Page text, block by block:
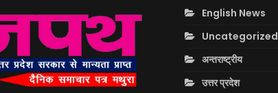
English News
Uncategorized
अन्तराष्ट्रीय
उत्तर प्रदेश